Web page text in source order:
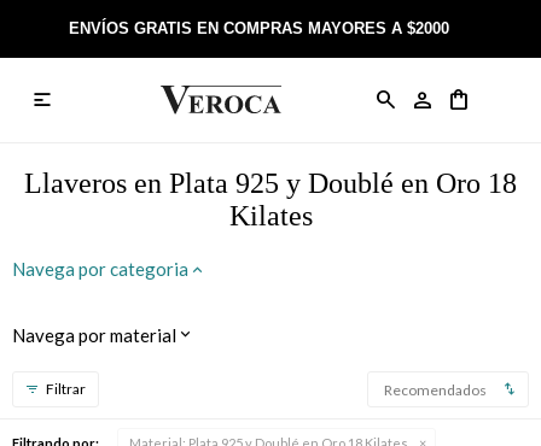
ENVÍOS GRATIS EN COMPRAS MAYORES A $2000

Llaveros en Plata 925 y Doublé en Oro 18
Kilates
Navega por categoria
Navega por material
Recomendados
Anillos
Rosarios
Colgantes
Llaveros
Día de la Madre
Bautismo
Boda
Sobre Veroca Joyas
Trabaja con nosotros
Contacto
Como comprar on-line
Términos y condiciones